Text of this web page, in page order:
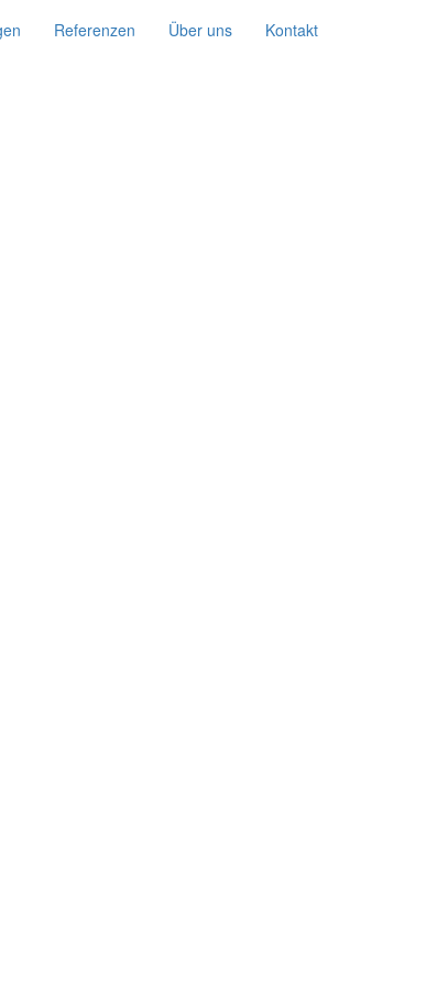
Referenzen Über uns Kontakt